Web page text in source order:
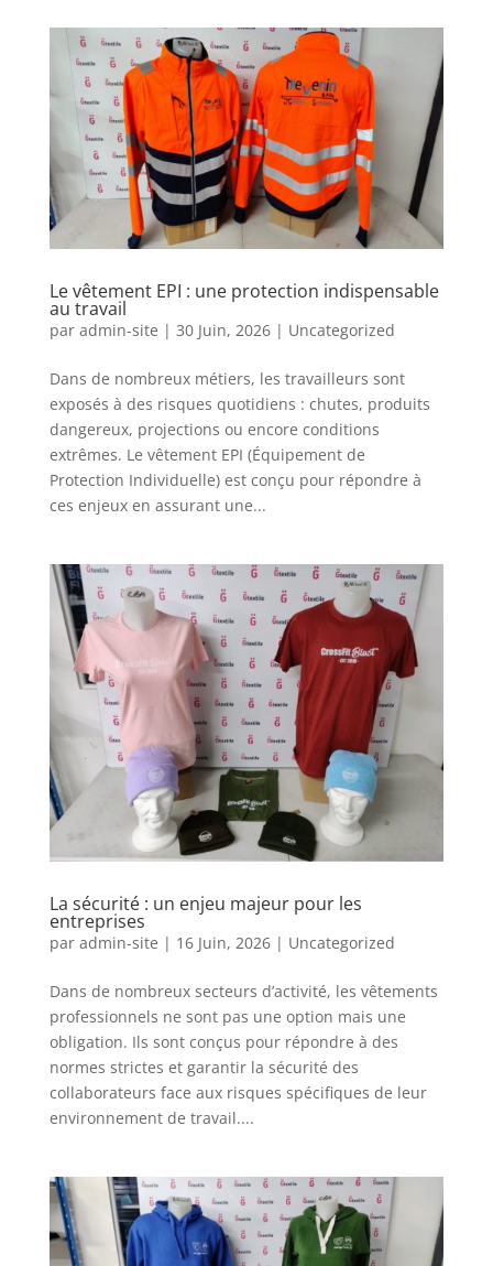
Le vêtement EPI : une protection indispensable
au travail
par admin-site | 30 Juin, 2026| Uncategorized
Dans de nombreux métiers, les travailleurs sont
exposés à des risques quotidiens : chutes, produits
dangereux, projections ou encore conditions
extrêmes. Le vêtement EPI (Équipement de
Protection Individuelle) est conçu pour répondre à
ces enjeux en assurant une...
La sécurité : un enjeu majeur pour les
entreprises
par admin-site | 16 Juin, 2026| Uncategorized
Dans de nombreux secteurs d’activité, les vêtements
professionnels ne sont pas une option mais une
obligation. Ils sont conçus pour répondre à des
normes strictes et garantir la sécurité des
collaborateurs face aux risques spécifiques de leur
environnement de travail....